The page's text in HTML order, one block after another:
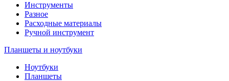
Инструменты
Разное
Расходные материалы
Ручной инструмент
Планшеты и ноутбуки
Ноутбуки
Планшеты